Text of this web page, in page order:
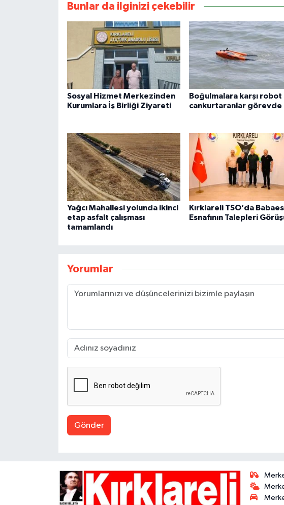
Bunlar da ilginizi çekebilir
Sosyal Hizmet Merkezinden
Kurumlara İş Birliği Ziyareti
Boğulmalara karşı robot
cankurtaranlar görevde
Yağcı Mahallesi yolunda ikinci
etap asfalt çalışması
tamamlandı
Kırklareli TSO’da
Esnafının Talepleri
Yorumlar
Gönder